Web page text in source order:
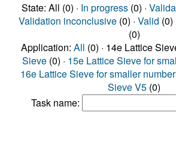
State: All (0) · In progress(0) ·
Validation inconclusive(0) · Valid (0)
(0)
Application: All (0) · 14e Lattice
Sieve (0) · 15e Lattice Sieve for
16e Lattice Sieve for smaller
Sieve V5 (0)
Task name: